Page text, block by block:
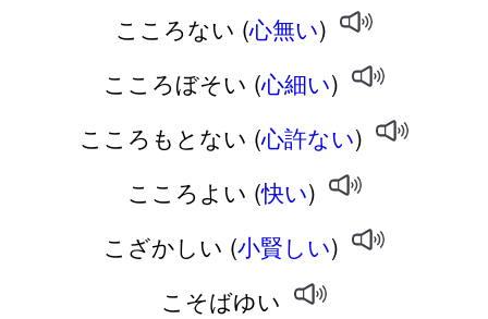
こころない (心無い)
こころぼそい (心細い)
こころもとない (心許ない)
こころよい (快い)
こざかしい (小賢しい)
こそばゆい